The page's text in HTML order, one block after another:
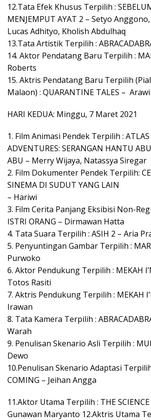
12.Tata Efek Khusus Terpilih :
MENJEMPUT AYAT 2 – Setyo Anggono,
Lucas Adhityo, Kholish Abdulhaq
13.Tata Artistik Terpilih :
14. Aktor Pendatang Baru Terpilih :
Roberts
15. Aktris Pendatang Baru Terpilih
Malaon) : QUARANTINE TALES –
HARI KEDUA: Minggu, 7 Maret 2021
1. Film Animasi Pendek Terpilih : ATLAS
ADVENTURES: SERANGAN HANTU
ABU – Merry Wijaya, Natassya Siregar
2. Film Dokumenter Pendek Terpilih:
SINEMA DI SUDUT YANG LAIN
– Hariwi
3. Film Cerita Panjang Eksibisi Non-
ISTRI ORANG – Dirmawan Hatta
4. Tata Suara Terpilih : ASIH 2 – Aria
5. Penyuntingan Gambar Terpilih :
Purwoko
6. Aktor Pendukung Terpilih : MEKAH
Totos Rasiti
7. Aktris Pendukung Terpilih : MEKAH
Irawan
8. Tata Kamera Terpilih :
Warah
9. Penulisan Skenario Asli Terpilih :
Dewo
10.Penulisan Skenario Adaptasi
COMING – Jeihan Angga
11.Aktor Utama Terpilih : THE SCIENCE
Gunawan Maryanto 12.Aktris Utama